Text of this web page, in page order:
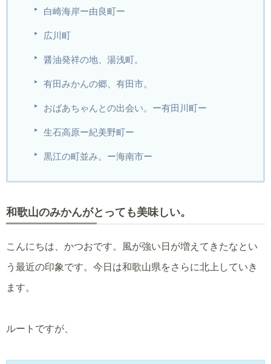
白崎海岸ー由良町ー
広川町
醤油発祥の地、湯浅町。
有田みかんの郷、有田市。
おばあちゃんとの出会い。ー有田川町ー
生石高原ー紀美野町ー
黒江の町並み。ー海南市ー
和歌山のみかんがとっても美味しい。
こんにちは、かつおです。風が強い日が増えてきたなとい
う最近の印象です。今日は和歌山県をさらに北上していき
ます。
ルートですが、